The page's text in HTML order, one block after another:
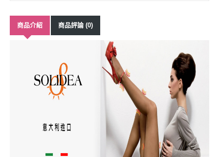
商品介紹 商品評論 (0)